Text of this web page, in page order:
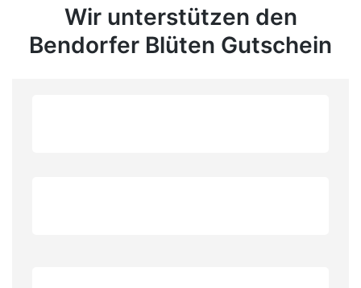
Wir unterstützen den
Bendorfer Blüten Gutschein